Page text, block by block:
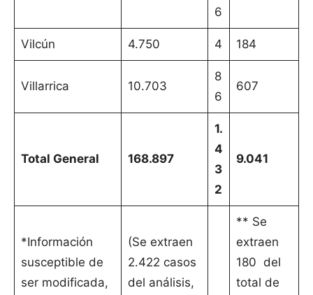
6
Vilcún 4.750 4 184
Villarrica 10.703
8
6
607
Total General 168.897
1.
4
3
2
9.041
*Información
susceptible de
ser modificada,
(Se extraen
2.422 casos
del análisis,
** Se
extraen
180 del
total de